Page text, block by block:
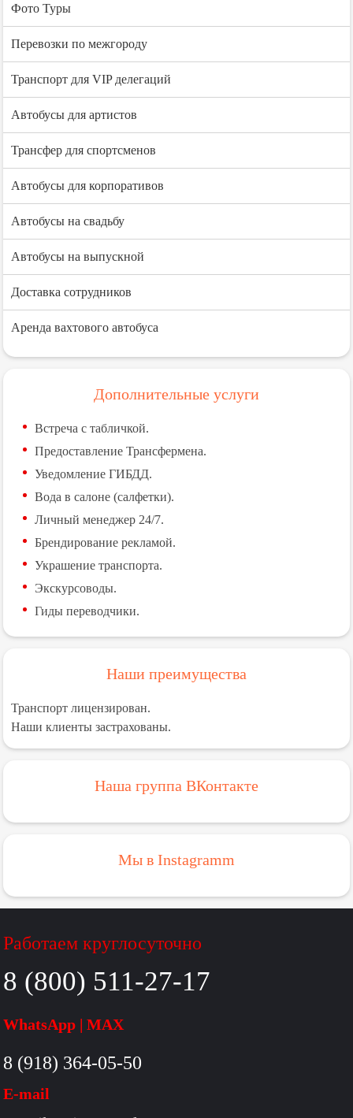
Фото Туры
Перевозки по межгороду
Транспорт для VIP делегаций
Автобусы для артистов
Трансфер для спортсменов
Автобусы для корпоративов
Автобусы на свадьбу
Автобусы на выпускной
Доставка сотрудников
Аренда вахтового автобуса
Дополнительные услуги
Встреча с табличкой.
Предоставление Трансфермена.
Уведомление ГИБДД.
Вода в салоне (салфетки).
Личный менеджер 24/7.
Брендирование рекламой.
Украшение транспорта.
Экскурсоводы.
Гиды переводчики.
Наши преимущества
Транспорт лицензирован.
Наши клиенты застрахованы.
Наша группа ВКонтакте
Мы в Instagramm
Работаем круглосуточно
8 (800) 511-27-17
WhatsApp | MAX
8 (918) 364-05-50
E-mail